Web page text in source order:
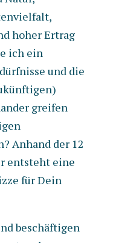
hoher Ertrag
ich ein
und die
greifen
Anhand der 12
entsteht eine
für Dein
beschäftigen